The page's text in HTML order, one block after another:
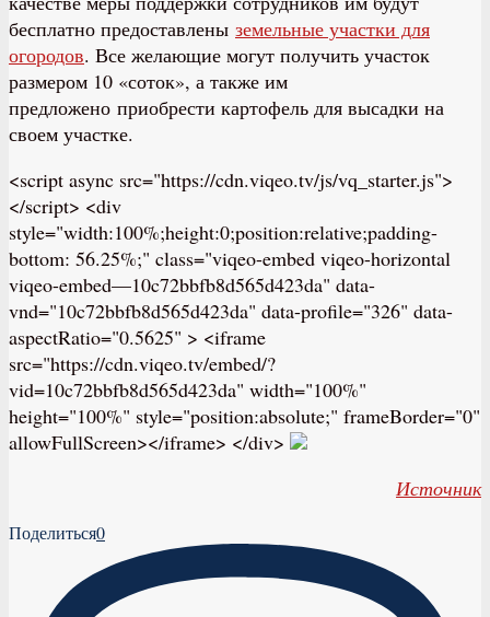
бесплатно предоставлены земельные участки для
огородов. Все желающие могут получить участок
размером 10 «соток», а также им
предложено приобрести картофель для высадки на
своем участке.
<script async src="https://cdn.viqeo.tv/js/vq_starter.js">
</script> <div
style="width:100%;height:0;position:relative;padding-
bottom: 56.25%;" class="viqeo-embed viqeo-horizontal
viqeo-embed—10c72bbfb8d565d423da" data-
vnd="10c72bbfb8d565d423da" data-profile="326" data-
aspectRatio="0.5625" > <iframe
src="https://cdn.viqeo.tv/embed/?
vid=10c72bbfb8d565d423da" width="100%"
height="100%" style="position:absolute;" frameBorder="0"
allowFullScreen></iframe> </div>
Источник
Поделиться0